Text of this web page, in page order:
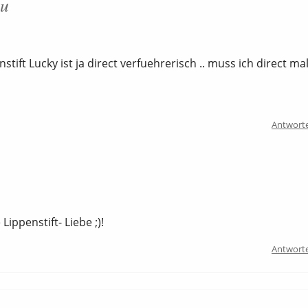
Lucky ist ja direct verfuehrerisch .. muss ich direct mal
Liebe ;)!